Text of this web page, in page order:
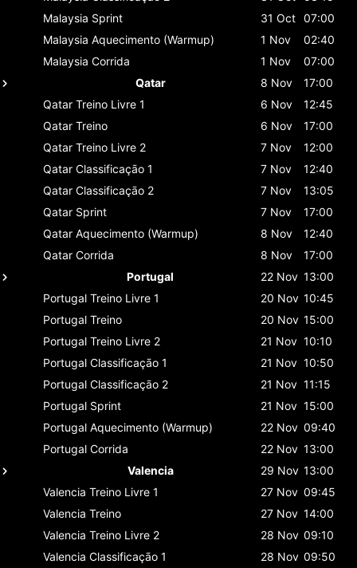
Malaysia Sprint 31 Oct 07:00
Malaysia Aquecimento (Warmup) 1 Nov
02:40
Malaysia Corrida 1 Nov
07:00
Qatar
8 Nov
17:00
Qatar Treino Livre 1 6 Nov
12:45
Qatar Treino 6 Nov
17:00
Qatar Treino Livre 2 7 Nov
12:00
Qatar Classificaçāo 1 7 Nov
12:40
Qatar Classificaçāo 2 7 Nov
13:05
Qatar Sprint 7 Nov
17:00
Qatar Aquecimento (Warmup) 8 Nov
12:40
Qatar Corrida 8 Nov
17:00
Portugal
22 Nov 13:00
Portugal Treino Livre 1 20 Nov 10:45
Portugal Treino 20 Nov 15:00
Portugal Treino Livre 2 21 Nov 10:10
Portugal Classificaçāo 1 21 Nov 10:50
Portugal Classificaçāo 2 21 Nov 11:15
Portugal Sprint 21 Nov 15:00
Portugal Aquecimento (Warmup) 22 Nov 09:40
Portugal Corrida 22 Nov 13:00
Valencia
29 Nov 13:00
Valencia Treino Livre 1 27 Nov 09:45
Valencia Treino 27 Nov 14:00
Valencia Treino Livre 2 28 Nov 09:10
Valencia Classificaçāo 1 28 Nov 09:50